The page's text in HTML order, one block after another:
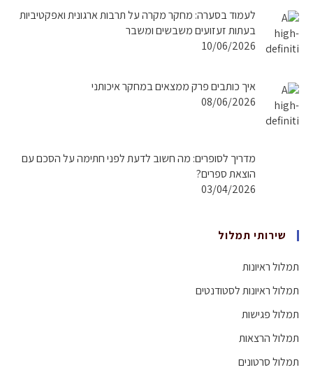
לעמוד בסערה: מחקר מקרה על תרבות ארגונית ואפקטיביות
בעתות זעזועים משבשים ומשבר
10/06/2026
איך כותבים פרק ממצאים במחקר איכותני
08/06/2026
מדריך לסופרים: מה חשוב לדעת לפני חתימה על הסכם עם
הוצאת ספרים?
03/04/2026
שירותי תמלול
תמלול ראיונות
תמלול ראיונות לסטודנטים
תמלול פגישות
תמלול הרצאות
תמלול סרטונים